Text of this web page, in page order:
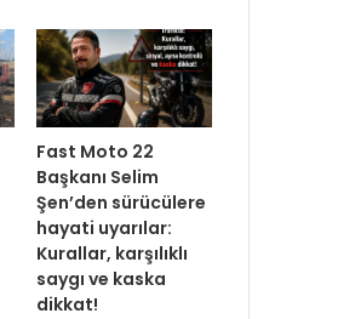
Fast Moto 22
Başkanı Selim
Şen’den sürücülere
hayati uyarılar:
Kurallar, karşılıklı
saygı ve kaska
dikkat!